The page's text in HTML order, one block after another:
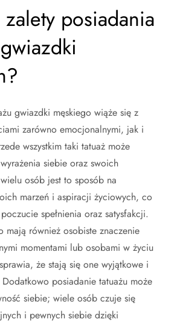
zalety posiadania
gwiazdki męskiego wiąże się z
zarówno emocjonalnymi, jak i
wszystkim taki tatuaż może
siebie oraz swoich
osób jest to sposób na
marzeń i aspiracji życiowych, co
spełnienia oraz satysfakcji.
mają również osobiste znaczenie
momentami lub osobami w życiu
że stają się one wyjątkowe i
posiadanie tatuażu może
siebie; wiele osób czuje się
i pewnych siebie dzięki